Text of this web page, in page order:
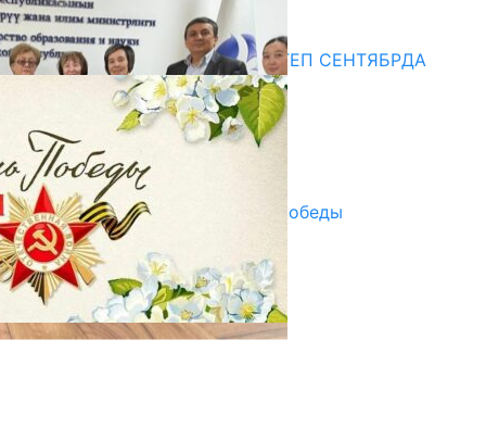
Медиа
СУЗАКТА 750 ОРУНДУУ МЕКТЕП СЕНТЯБРДА
ПАЙДАЛАНУУГА БЕРИЛЕТ
07.08.2025
Улуу Жеңиштин жандуу сөзү
29.04.2025
Награды в преддверии Дня Победы
29.04.2025